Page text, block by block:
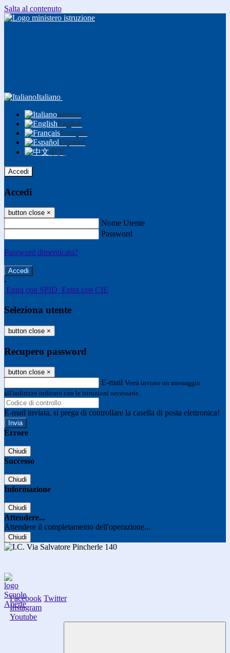
Salta al contenuto
Italiano
Italiano
English
Français
Español
中文
Accedi
Accedi
button close ×
Nome Utente
Password
Password dimenticata?
-
Entra con SPID Entra con CIE
Seleziona utente
button close ×
Recupero password
button close ×
E-mail Verrà inviato un messaggio
all'indirizzo indicato con le istruzioni necessarie.
E-mail inviata, si prega di controllare la casella di posta elettronica!
Errore
Chiudi
Successo
Chiudi
Informazione
Chiudi
Attendere...
Attendere il completamento dell'operazione...
Chiudi
Facebook Twitter
Instagram
Youtube